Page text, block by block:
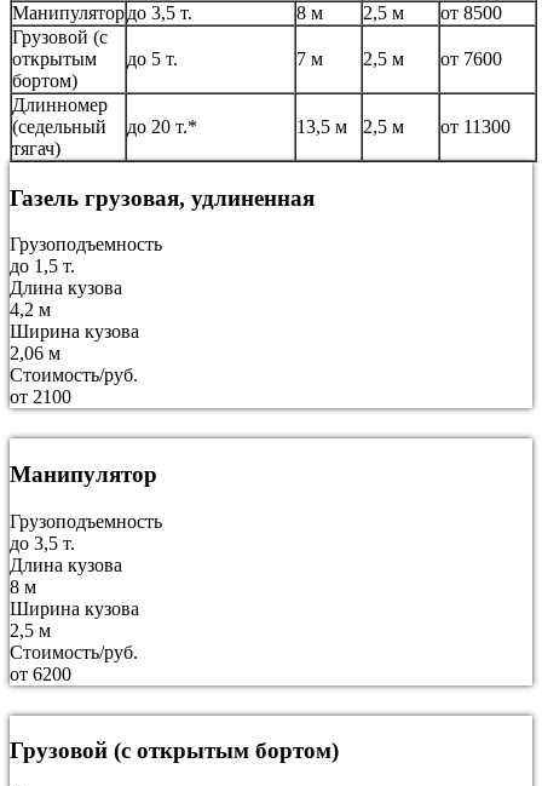
Манипулятордо 3,5 т. 8 м 2,5 м
от 8500
Грузовой (с
открытым
бортом)
до 5 т. 7 м 2,5 м от 7600
Длинномер
(седельный
тягач)
до 20 т.* 13,5 м 2,5 м от 11300
Газель грузовая, удлиненная
Грузоподъемность
до 1,5 т.
Длина кузова
4,2 м
Ширина кузова
2,06 м
Стоимость/руб.
от 2100
Манипулятор
Грузоподъемность
до 3,5 т.
Длина кузова
8 м
Ширина кузова
2,5 м
Стоимость/руб.
от 6200
Грузовой (с открытым бортом)